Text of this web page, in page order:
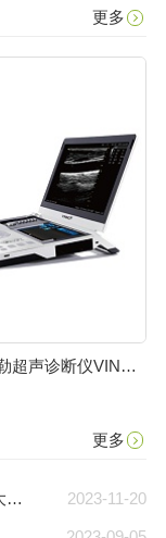
更多
便携多普勒超声诊断仪VINNO 8
更多
2023-11-20
花落谁家？｜第11届全国宠物医疗行业大会“飞依诺杯”临床技能大奖赛圆满落幕！